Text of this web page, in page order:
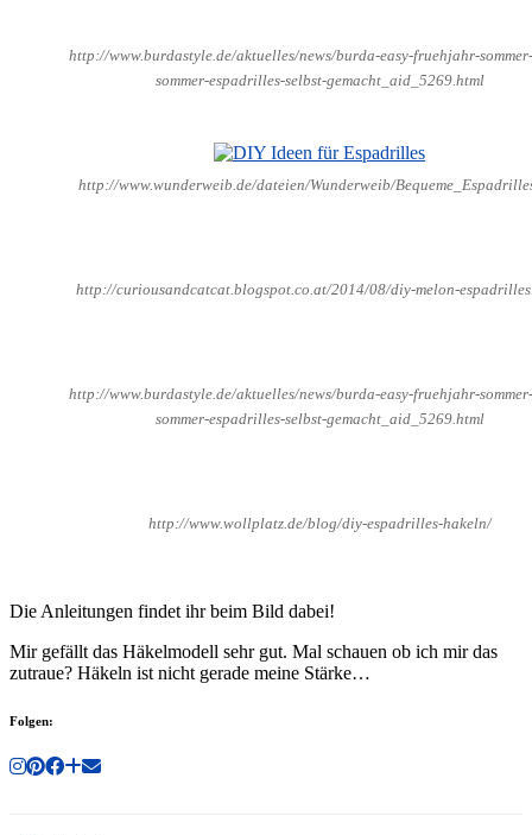
http://www.burdastyle.de/aktuelles/news/burda-easy-fruehjahr-
sommer-espadrilles-selbst-gemacht_aid_5269.html
http://www.wunderweib.de/dateien/Wunderweib/
http://curiousandcatcat.blogspot.co.at/2014/08/diy-melon-
http://www.burdastyle.de/aktuelles/news/burda-easy-fruehjahr-
sommer-espadrilles-selbst-gemacht_aid_5269.html
http://www.wollplatz.de/blog/diy-espadrilles-hakeln/
Die Anleitungen findet ihr beim Bild dabei!
Mir gefällt das Häkelmodell sehr gut. Mal schauen ob ich mir das
zutraue? Häkeln ist nicht gerade meine Stärke…
Folgen: